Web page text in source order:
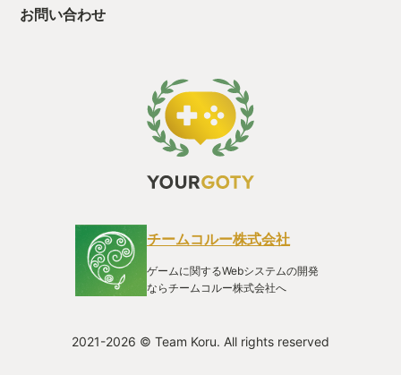
の運命を追体験することになるのだ。 ・クラフト要素 シリアス
な設定とは裏腹に、本作の「武器クラフト」はプレイヤーの遊
いる。 「剣の形状が好きだから」という理由だけで、1つの剣
に柄（つか）を2個3個と付け倍率を稼ぐ。 剣の尻に銃口を取り
付け後ろに銃弾を発砲する。 あるいは、回転刃や爆弾を接合し
触れるもの全てを粉砕する凶器を生み出す。 バネを仕込んで反
動を増やし、敵に武器を当てたノックバックで別の敵にぶつけ
のような武器たち。 しかし、本作の優れた点は、その混沌の中
ヤーはクラフトの沼に沈む。 武器が2つ持てるようになれば片
方を防御特化の盾にし、もう片方を殲滅用の重火器にするよう
なビルドも可能だ。 私は盾に銃口を付け、盾の砲台で防御兼遠
距離攻撃、近距離用には上記のキメラソードを良く使用してい
た。 試行錯誤の末に生まれた「自分だけの最強にして最悪な見
く「プレイヤーが動くときだけ時間が進む」というターン制ス
お問い合わせ
チームコルー株式会社
ゲームに関するWebシステムの開発
ならチームコルー株式会社へ
2021-2026 © Team Koru. All rights reserved